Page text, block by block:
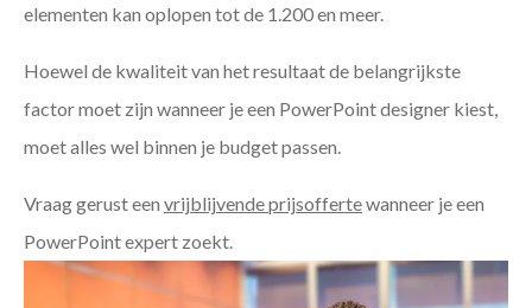
elementen kan oplopen tot de 1.200 en meer.
Hoewel de kwaliteit van het resultaat de belangrijkste
factor moet zijn wanneer je een PowerPoint designer kiest,
moet alles wel binnen je budget passen.
Vraag gerust een vrijblijvende prijsoffertewanneer je een
PowerPoint expert zoekt.